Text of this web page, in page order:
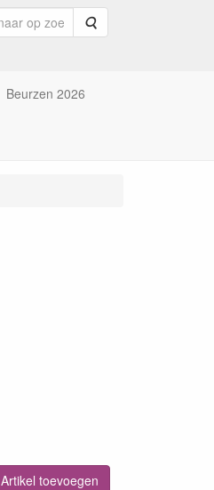
Zoeken
Beurzen 2026
Artikel toevoegen